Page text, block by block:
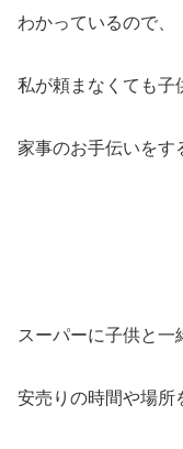
わかっているので、
私が頼まなくても子
家事のお手伝いをす
スーパーに子供と一
安売りの時間や場所